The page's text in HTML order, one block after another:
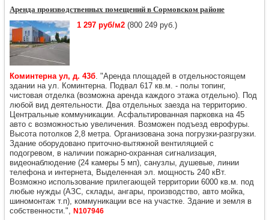
Аренда производственных помещений в Сормовском районе
1 297 руб/м2 (800 249 руб.)
Коминтерна ул, д. 43б. "Аренда площадей в отдельностоящем
здании на ул. Коминтерна. Подвал 617 кв.м. - полы топинг,
чистовая отделка (возможна аренда каждого этажа отдельно). Под
любой вид деятельности. Два отдельных заезда на территорию.
Центральные коммуникации. Асфальтированная парковка на 45
авто с возможностью увеличения. Возможен подъезд еврофуры.
Высота потолков 2,8 метра. Организована зона погрузки-разгрузки.
Здание оборудовано приточно-вытяжной вентиляцией с
подогревом, в наличии пожарно-охранная сигнализация,
видеонаблюдение (24 камеры 5 мп), санузлы, душевые, линии
телефона и интернета, Выделенная эл. мощность 240 кВт.
Возможно использование прилегающей территории 6000 кв.м. под
любые нужды (АЗС, склады, ангары, производство, авто мойка,
шиномонтаж т.п), коммуникации все на участке. Здание и земля в
собственности.", N107946